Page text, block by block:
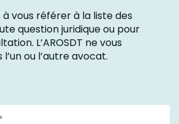
à vous référer à la liste des
question juridique ou pour
L’AROSDT ne vous
ou l’autre avocat.